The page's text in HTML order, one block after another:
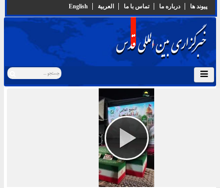
پيوند ها درباره ما تماس با ما العربية English